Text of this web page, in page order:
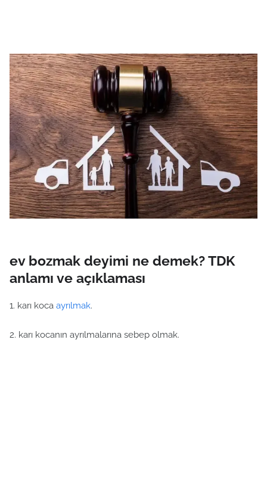
ev bozmak deyimi ne demek? TDK
anlamı ve açıklaması
1. karı koca ayrılmak.
2. karı kocanın ayrılmalarına sebep olmak.